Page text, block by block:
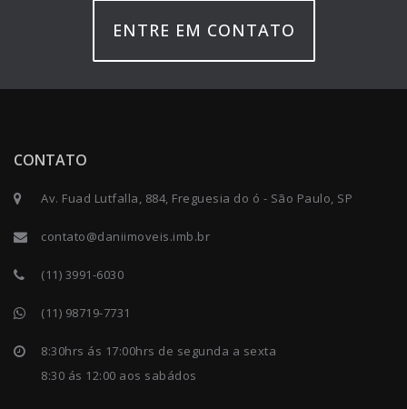
ENTRE EM CONTATO
CONTATO
Av. Fuad Lutfalla, 884, Freguesia do ó - São Paulo, SP
contato@daniimoveis.imb.br
(11) 3991-6030
(11) 98719-7731
8:30hrs ás 17:00hrs de segunda a sexta
8:30 ás 12:00 aos sabádos